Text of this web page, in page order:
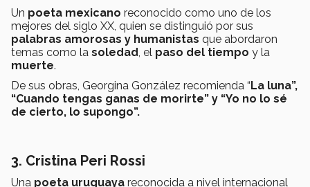
Un poeta mexicano reconocido como uno de los
mejores del siglo XX, quien se distinguió por sus
palabras amorosas y humanistas que abordaron
temas como la soledad , el paso del tiempo y la
muerte.
De sus obras, Georgina González recomienda “La luna”,
“Cuando tengas ganas de morirte” y “Yo no lo sé
de cierto, lo supongo”.
3. Cristina Peri Rossi
Una poeta uruguaya reconocida a nivel internacional